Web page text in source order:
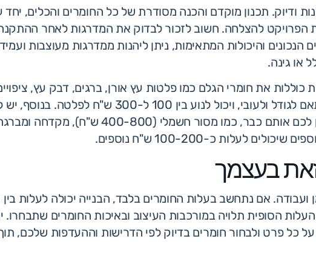
ודיוק. תכנון מוקדם והכנה מסודרת של כל החומרים והכלים,
הפרויקט להצלחה. חשוב לזכור לבדוק את המדרגות לאחר
הנכונים והיכולות המתאימות, ניתן ליהנות ממדרגות מעוצבות
או גינה.
כוללות את חומרי הגלם כמו פלטות עץ אורן, ברגים, דבק עץ,
מחיר של פלטות עץ אורן משתנה בהתאם לגודל ולעובי, ויכול לנוע בין 100 ל-300 ש"ח
בעצמך
העלות הסופית תלויה במורכבות העיצוב ובאיכות החומרים שתבחרו.
כל פרט ולבחור חומרים בדיוק לפי הדרישות וההעדפות שלכם,